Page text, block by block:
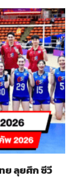
ย ลุยศึก ซีวี